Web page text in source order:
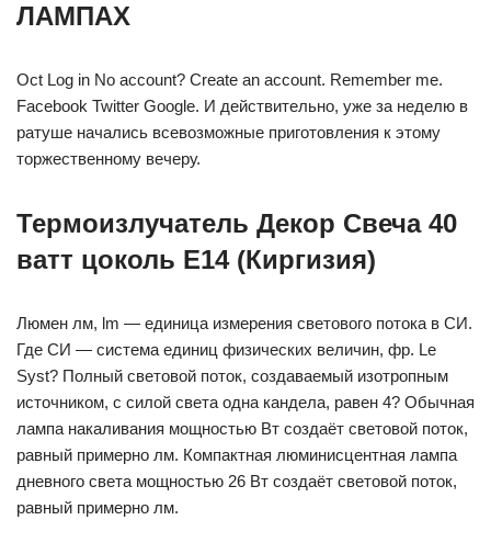
ЛАМПАХ
Oct Log in No account? Create an account. Remember me.
Facebook Twitter Google. И действительно, уже за неделю в
ратуше начались всевозможные приготовления к этому
торжественному вечеру.
Термоизлучатель Декор Свеча 40
ватт цоколь Е14 (Киргизия)
Люмен лм, lm — единица измерения светового потока в СИ.
Где СИ — система единиц физических величин, фр. Le
Syst? Полный световой поток, создаваемый изотропным
источником, с силой света одна кандела, равен 4? Обычная
лампа накаливания мощностью Вт создаёт световой поток,
равный примерно лм. Компактная люминисцентная лампа
дневного света мощностью 26 Вт создаёт световой поток,
равный примерно лм.